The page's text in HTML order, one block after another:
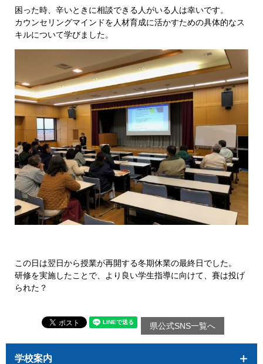
困った時、辛いときに相談できる人がいる人は幸いです。
カウンセリングマインドを人材育成に活かすための具体的なス
キルについて学びました。
この日は翌日から授業が再開する冬期休業の最終日でした。
研修を実施したことで、より良い学生指導に向けて、賽は投げ
られた？
県公式SNS一覧へ
学校案内